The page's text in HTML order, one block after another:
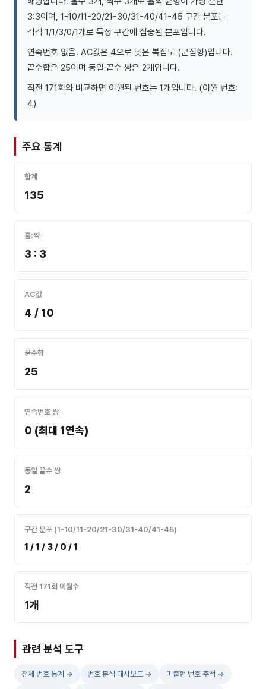
3:3이며, 1-10/11-20/21-30/31-40/41-45 구간 분포는
각각 1/1/3/0/1개로 특정 구간에 집중된 분포입니다.
연속번호 없음. AC값은 4으로 낮은 복잡도 (군집형)입니다.
끝수합은 25이며 동일 끝수 쌍은 2개입니다.
직전 171회와 비교하면 이월된 번호는 1개입니다. (이월 번호:
4)
주요 통계
합계
135
홀:짝
3 : 3
AC값
4 / 10
끝수합
25
연속번호 쌍
0 (최대 1연속)
동일 끝수 쌍
2
구간 분포 (1-10/11-20/21-30/31-40/41-45)
1 / 1 / 3 / 0 / 1
직전 171회 이월수
1개
관련 분석 도구
전체 번호 통계 → 번호 분석 대시보드 → 미출현 번호 추적 →